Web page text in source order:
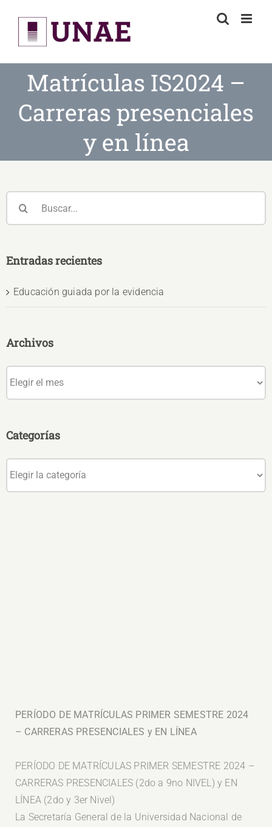
content
Matrículas IS2024 –
Carreras presenciales
y en línea
PERÍODO DE MATRÍCULAS PRIMER SEMESTRE 2024
– CARRERAS PRESENCIALES y EN LÍNEA
PERÍODO DE MATRÍCULAS PRIMER SEMESTRE 2024 –
CARRERAS PRESENCIALES (2do a 9no NIVEL) y EN
LÍNEA (2do y 3er Nivel)
La Secretaría General de la Universidad Nacional de
Entradas recientes
Educación guiada por la evidencia
Archivos
Categorías